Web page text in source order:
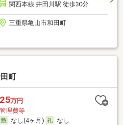
関西本線 井田川駅 徒歩30分
三重県亀山市和田町
町
25万円
管理費等-
なし(4ヶ月)
なし